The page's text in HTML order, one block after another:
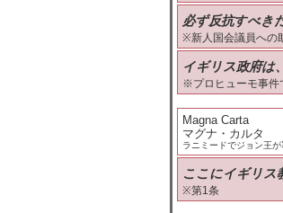
必ず反抗すべき
※新人国会議員への
イギリス政府は
※プロヒューモ事件
Magna Carta
マグナ・カルタ
ラニミードでジョン王
ここにイギリス
※第1条